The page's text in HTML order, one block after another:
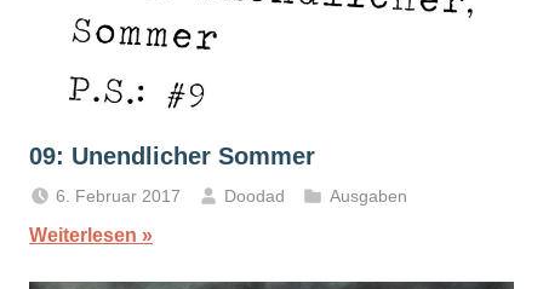
09: Unendlicher Sommer
6. Februar 2017 Doodad Ausgaben
Weiterlesen